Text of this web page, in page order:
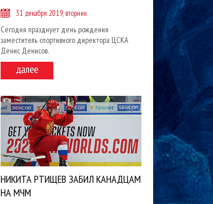
31 декабря 2019, вторник
Сегодня празднует день рождения
заместитель спортивного директора ЦСКА
Денис Денисов.
НИКИТА РТИЩЕВ ЗАБИЛ КАНАДЦАМ
НА МЧМ